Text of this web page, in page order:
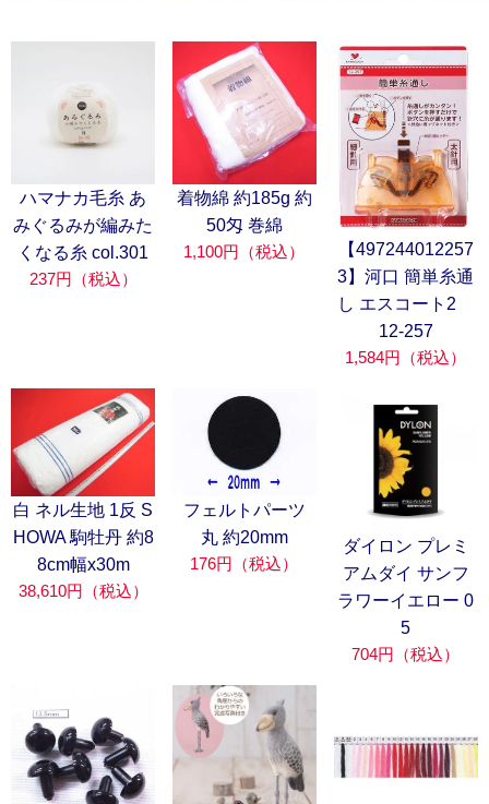
ハマナカ毛糸 あ
みぐるみが編みた
くなる糸 col.301
237円（税込）
着物綿 約185g 約
50匁 巻綿
1,100円（税込）
【497244012257
3】河口 簡単糸通
し エスコート2
12-257
1,584円（税込）
白 ネル生地 1反 S
HOWA 駒牡丹 約8
8cm幅x30m
38,610円（税込）
フェルトパーツ
丸 約20mm
176円（税込）
ダイロン プレミ
アムダイ サンフ
ラワーイエロー 0
5
704円（税込）